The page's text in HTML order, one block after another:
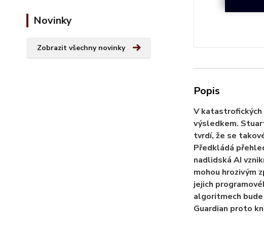
Novinky
Zobrazit všechny novinky
Popis
V
výsledkem.
tvrdí, že se
Předkládá
nadlidská AI
mohou hrozivým
jejich
algoritmech
Guardian proto